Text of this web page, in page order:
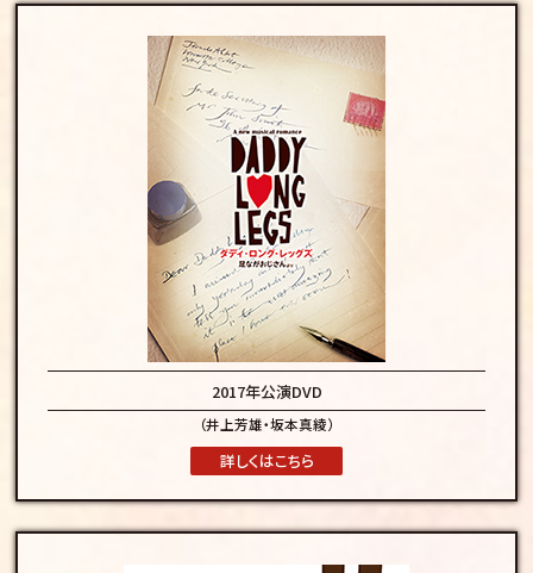
2017年公演DVD
（井上芳雄・坂本真綾）
詳しくはこちら